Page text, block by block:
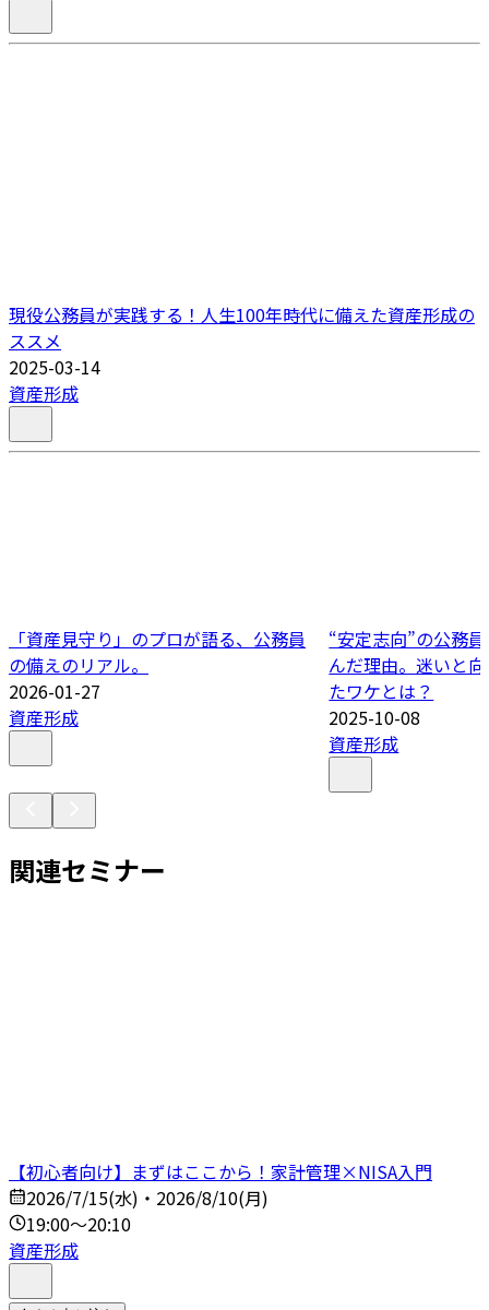
現役公務員が実践する！人生100年時代に備えた資産形成の
ススメ
2025-03-14
資産形成
「資産見守り」のプロが語る、公務員
の備えのリアル。
2026-01-27
資産形成
“安定志向”の公務
んだ理由。迷いと
たワケとは？
2025-10-08
資産形成
関連セミナー
【初心者向け】まずはここから！家計管理×NISA入門
2026/7/15(水)・2026/8/10(月)
19:00～20:10
資産形成